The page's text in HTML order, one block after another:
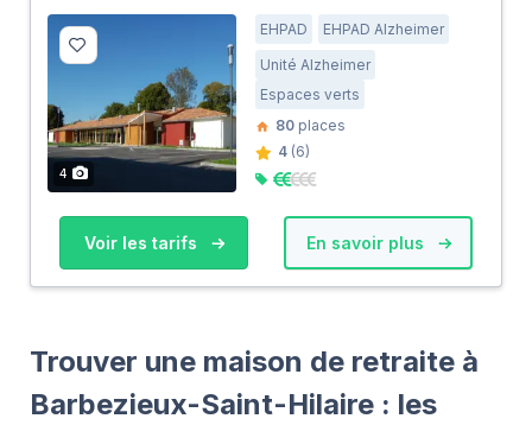
4
EHPAD
EHPAD Alzheimer
Unité Alzheimer
Espaces verts
80 places
4 (6)
Voir les tarifs En savoir plus
Trouver une maison de retraite à
Barbezieux-Saint-Hilaire : les